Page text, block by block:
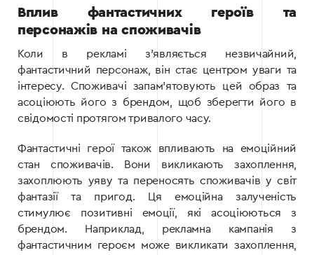
Вплив фантастичних героїв та
персонажів на споживачів
Коли в рекламі з’являється незвичайний,
фантастичний персонаж, він стає центром уваги та
інтересу. Споживачі запам’ятовують цей образ та
асоціюють його з брендом, щоб зберегти його в
свідомості протягом тривалого часу.
Фантастичні герої також впливають на емоційний
стан споживачів. Вони викликають захоплення,
захоплюють уяву та переносять споживачів у світ
фантазії та пригод. Ця емоційна залученість
стимулює позитивні емоції, які асоціюються з
брендом. Наприклад, рекламна кампанія з
фантастичним героєм може викликати захоплення,